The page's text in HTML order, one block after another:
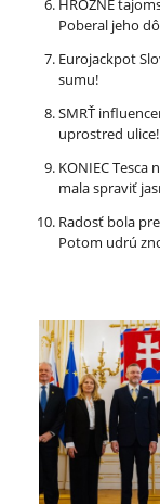
HROZNÉ
Poberal jeho
Eurojackpot
sumu!
SMRŤ
uprostred ulice!
KONIEC Tesca
mala spraviť
Radosť bola
Potom udrú